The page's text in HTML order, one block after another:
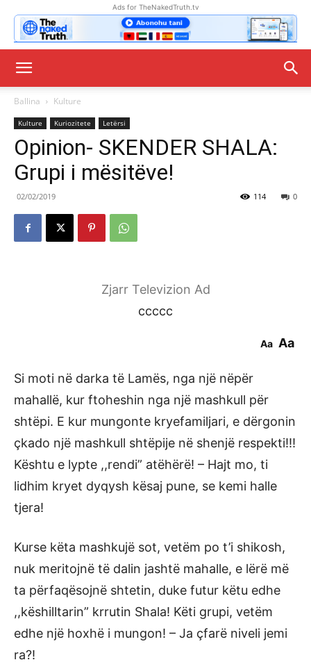
Ads for TheNakedTruth.tv
Ballina Kulture
Kulture Kuriozitete Letërsi
Opinion- SKENDER SHALA:
Grupi i mësitëve!
02/02/2019 0
114
Zjarr Televizion Ad
ccccc
Aa Aa
Si moti në darka të Lamës, nga një nëpër
mahallë, kur ftoheshin nga një mashkull për
shtëpi. E kur mungonte kryefamiljari, e dërgonin
çkado një mashkull shtëpije në shenjë respekti!!!
Kështu e lypte ,,rendi” atëhërë! – Hajt mo, ti
lidhim kryet dyqysh kësaj pune, se kemi halle
tjera!
Kurse këta mashkujë sot, vetëm po t’i shikosh,
nuk meritojnë të dalin jashtë mahalle, e lërë më
ta përfaqësojnë shtetin, duke futur këtu edhe
,,këshilltarin” krrutin Shala! Këti grupi, vetëm
edhe një hoxhë i mungon! – Ja çfarë niveli jemi
ra?!